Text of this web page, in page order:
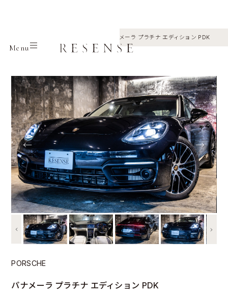
Menu
パナメーラ プラチナ エディション PDK
← →
PORSCHE
パナメーラ プラチナ エディション PDK